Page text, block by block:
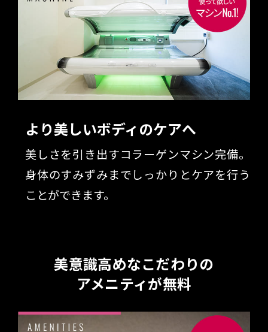
より美しいボディのケアへ
美しさを引き出すコラーゲンマシン完備。
身体のすみずみまでしっかりとケアを行う
ことができます。
美意識高めなこだわりの
アメニティが無料